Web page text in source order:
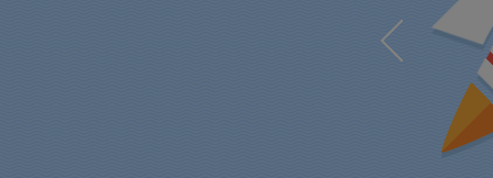
Время — деньги. Мы экономим ваше
постоянно сокращая время обработки